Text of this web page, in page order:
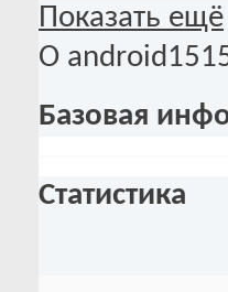
Показать ещё
О
Базовая
Статистика